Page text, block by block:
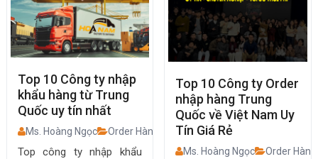
Top 10 Công ty nhập
khẩu hàng từ Trung
Quốc uy tín nhất
Ms. Hoàng Ngọc Order Hàng Trung Quốc
Top công ty nhập khẩu
Top 10 Công ty Order
nhập hàng Trung
Quốc về Việt Nam Uy
Tín Giá Rẻ
Ms. Hoàng Ngọc Order